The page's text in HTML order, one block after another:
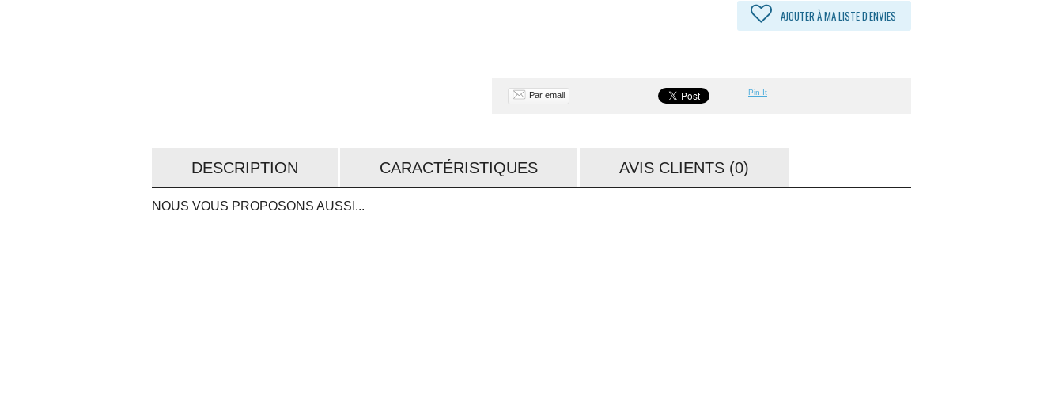
AJOUTER À MA LISTE D'ENVIES
Par email Pin It
DESCRIPTION CARACTÉRISTIQUES AVIS CLIENTS (0)
NOUS VOUS PROPOSONS AUSSI...